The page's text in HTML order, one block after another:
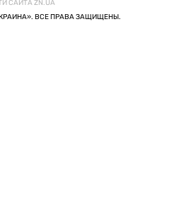
САЙТА ZN.UA
ВСЕ ПРАВА ЗАЩИЩЕНЫ.